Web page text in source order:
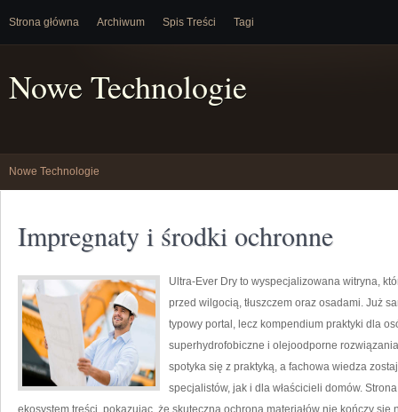
Strona główna Archiwum Spis Treści Tagi
Nowe Technologie
Nowe Technologie
Impregnaty i środki ochronne
Ultra-Ever Dry to wyspecjalizowana witryna,
przed wilgocią, tłuszczem oraz osadami. Już
typowy portal, lecz kompendium praktyki dla
superhydrofobiczne i olejoodporne
spotyka się z praktyką, a fachowa wiedza
specjalistów, jak i dla właścicieli domów.
ekosystem treści, pokazując, że skuteczna ochrona materiałów nie kończy